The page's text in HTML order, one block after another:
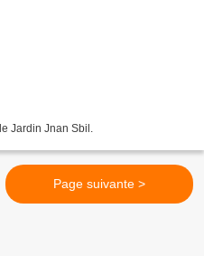
Jardin Jnan Sbil.
Page suivante >